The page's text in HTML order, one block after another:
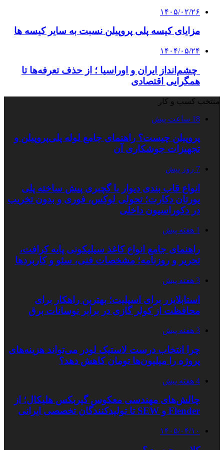
۱۴۰۵/۰۲/۲۶
مزایای کیسه پلی پروپیلن نسبت به سایر کیسه ها
۱۴۰۴/۰۵/۲۴
چشم‌انداز ایران و اوراسیا ؛ از حذف تعرفه‌ها تا
همگرایی اقتصادی
منتخب کسب و کار
18 ساعت پیش
پروپیلن چیست؟ راهنمای جامع لوله پلی‌پروپیلن و
تجهیزات جوشکاری آن
7 روز پیش
انواع قاب بندی دیوار با گچبری پیش ساخته پلی
یورتان دکارت؛ تحولی لوکس، فوری و بدون تخریب
در دکوراسیون داخلی
1 هفته پیش
راهنمای جامع انواع کاغذ سیلیکونی پایه کرافت،
تحریر و روزنامه؛ مشخصات فنی، سئو و کاربردها
3 هفته پیش
استابلایزر برای اسپلیت؛ بهترین راهکار برای
محافظت از کولر گازی در برابر نوسانات برق
3 هفته پیش
چرا انتخاب درست لاستیک لودر می‌تواند هزینه‌های
پروژه را میلیون‌ها تومان کاهش دهد؟
4 هفته پیش
چالش‌های مهندسی معکوس گیربکس هلیکال؛ از
Flender و SEW تا تولیدکنندگان تخصصی ایرانی
۱۴۰۵/۰۴/۱۰